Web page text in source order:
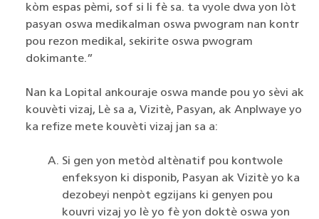
kòm espas pèmi, sof si li fè sa. ta vyole dwa yon lòt
pasyan oswa medikalman oswa pwogram nan kontr
pou rezon medikal, sekirite oswa pwogram
dokimante.”
Nan ka Lopital ankouraje oswa mande pou yo sèvi ak
kouvèti vizaj, Lè sa a, Vizitè, Pasyan, ak Anplwaye yo
ka refize mete kouvèti vizaj jan sa a:
Si gen yon metòd altènatif pou kontwole
enfeksyon ki disponib, Pasyan ak Vizitè yo ka
dezobeyi nenpòt egzijans ki genyen pou
kouvri vizaj yo lè yo fè yon doktè oswa yon